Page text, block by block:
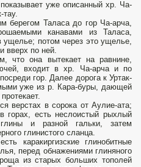
уже описанный хр. Ча-
тау.
берегом Таласа до гор Ча-арча,
канавами из Таласа,
потом через это ущелье,
вверх по ней.
что она вытекает на равнине,
входит в хр. Ча-арча и по
гор. Далее дорога к Уртак-
уже из р. Кара-буры, дающей
верстах в сорока от Аулие-ата;
горах, есть неслоистый рыхлый
и разной гальки, затем
глинистого сланца.
каракиргизские глинобитные
перед обнажениями глиняного
из старых больших тополей